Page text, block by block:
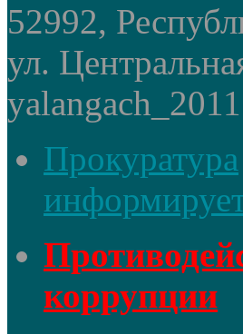
52992,
ул.
Прокуратура
коррупции